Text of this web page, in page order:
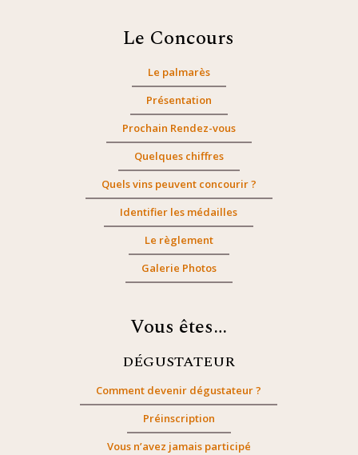
Le Concours
Le palmarès
Présentation
Prochain Rendez-vous
Quelques chiffres
Quels vins peuvent concourir ?
Identifier les médailles
Le règlement
Galerie Photos
Vous êtes…
DÉGUSTATEUR
Comment devenir dégustateur ?
Préinscription
Vous n’avez jamais participé